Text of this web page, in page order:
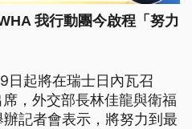
我行動團今啟程「努力
日起將在瑞士日內瓦召
，外交部長林佳龍與衛福
記者會表示，將努力到最